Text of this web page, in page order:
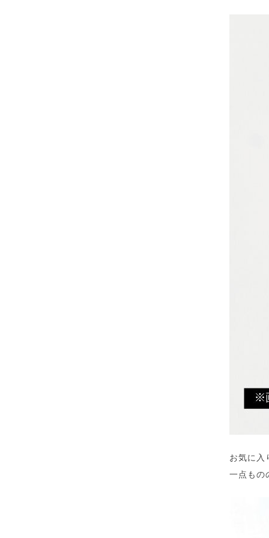
お気に入
一点もの